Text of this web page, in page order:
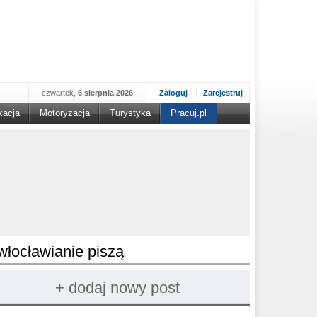
Zaloguj Zarejestruj
czwartek, 6 sierpnia 2026
Motoryzacja Turystyka Pracuj.pl
piszą